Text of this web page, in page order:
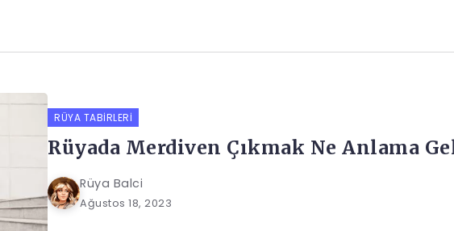
RÜYA TABIRLERI
Rüyada Merdiven Çıkmak Ne Anlama
Rüya Balci
Ağustos 18, 2023